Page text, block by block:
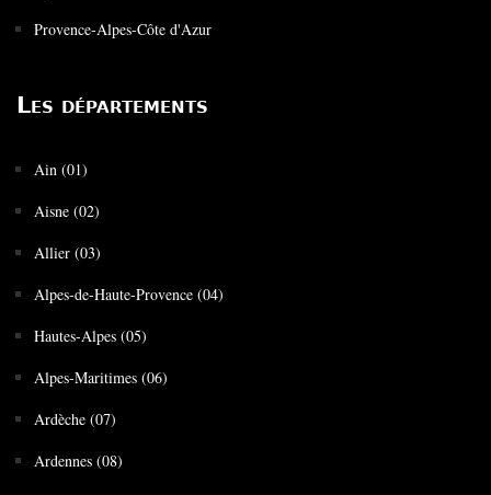
Provence-Alpes-Côte d'Azur
Les départements
Ain (01)
Aisne (02)
Allier (03)
Alpes-de-Haute-Provence (04)
Hautes-Alpes (05)
Alpes-Maritimes (06)
Ardèche (07)
Ardennes (08)